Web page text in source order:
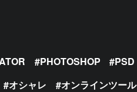
PHOTOSHOP PSD
オシャレ オンラインツール